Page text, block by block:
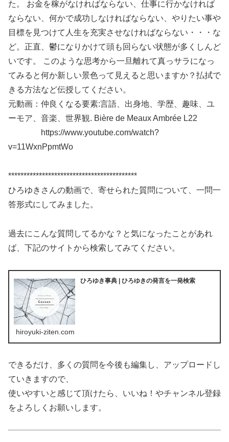
た。 お金を稼がなければならない、仕事に行かなければ
ならない、何かで成功しなければならない、やりたい事や
目標を見つけて人生を充実させなければならない・・・な
ど。正直、鬱になりかけて頭も回らない状態が多くしんど
いです。 このような思考から一旦離れて真っサラになっ
てみると何か新しい景色って見えると思いますか？払拭で
きる方法など伝授してください。
元動画：仲良くなる要素:言語、出身地、学歴、趣味、ユ
ーモア、音楽、世界観. Bière de Meaux Ambrée L22
https://www.youtube.com/watch?
v=11WxnPpmtWo
******************************************
ひろゆきさんの動画で、寄せられた質問について、一問一
答形式にしてみました。
過去にこんな質問してるかな？と気になったことがあれ
ば、下記のサイトから検索してみてください。
ひろゆき事典 | ひろゆきの発言を一発検索
hiroyuki-ziten.com
できるだけ、多くの質問を今後も編集し、アップロードし
ていきますので、
使いやすいと感じて頂けたら、いいね！やチャンネル登録
をよろしくお願いします。